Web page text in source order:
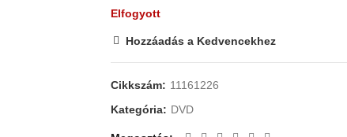
Elfogyott
Hozzáadás a Kedvencekhez
Cikkszám: 11161226
Kategória: DVD